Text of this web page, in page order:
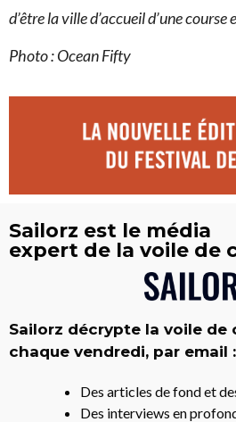
d’être la ville d’accueil d’une
Photo : Ocean Fifty
Sailorz est le média
expert de la voile de
Sailorz décrypte la voile
chaque vendredi, par email :
Des articles de fond et
Des interviews en